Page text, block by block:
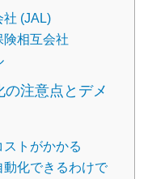
(JAL)
相互会社
注意点とデメ
トがかかる
化できるわけで